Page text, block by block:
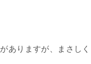
ありますが、まさしく